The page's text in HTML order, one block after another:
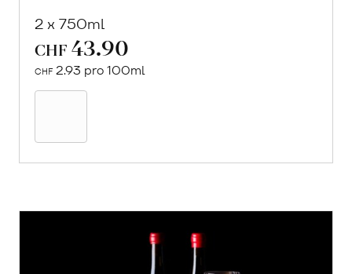
2 x 750ml
CHF 43.90
CHF 2.93 pro 100ml